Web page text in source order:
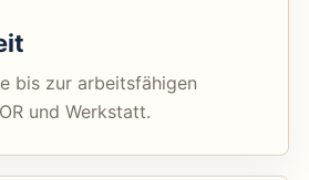
bis zur arbeitsfähigen
und Werkstatt.